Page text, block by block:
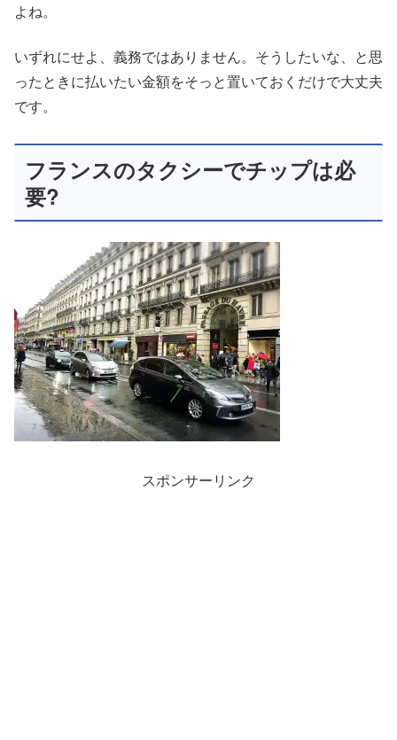
よね。
いずれにせよ、義務ではありません。そうしたいな、と思
ったときに払いたい金額をそっと置いておくだけで大丈夫
です。
フランスのタクシーでチップは必
要?
スポンサーリンク